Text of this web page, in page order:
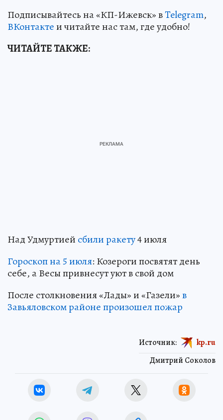
Подписывайтесь на «КП-Ижевск» вTelegram,
ВКонтактеи читайте нас там, где удобно!
ЧИТАЙТЕ ТАКЖЕ:
Над Удмуртией сбили ракету4 июля
Гороскоп на 5 июля: Козероги посвятят день
себе, а Весы привнесут уют в свой дом
После столкновения «Лады» и «Газели»в
Завьяловском районе произошел пожар
Дмитрий Соколов
Источник: kp.ru